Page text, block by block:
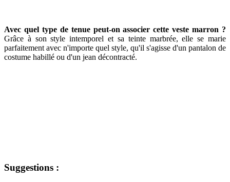
Avec quel type de tenue peut-on associer cette veste marron ?
Grâce à son style intemporel et sa teinte marbrée, elle se marie
parfaitement avec n'importe quel style, qu'il s'agisse d'un pantalon de
costume habillé ou d'un jean décontracté.
Suggestions :